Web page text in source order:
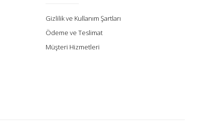
Gizlilik ve Kullanım Şartları
Ödeme ve Teslimat
Müşteri Hizmetleri